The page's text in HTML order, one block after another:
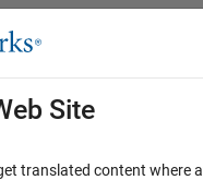
Site
translated content where